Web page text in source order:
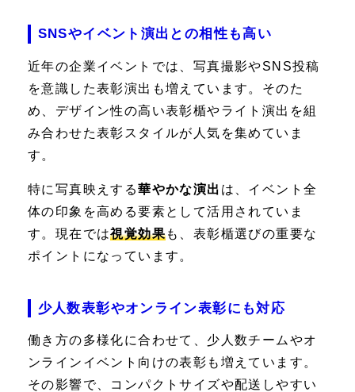
SNSやイベント演出との相性も高い
近年の企業イベントでは、写真撮影やSNS投稿
を意識した表彰演出も増えています。そのた
め、デザイン性の高い表彰楯やライト演出を組
み合わせた表彰スタイルが人気を集めていま
す。
特に写真映えする華やかな演出 は、イベント全
体の印象を高める要素として活用されていま
す。現在では視覚効果も、表彰楯選びの重要な
ポイントになっています。
少人数表彰やオンライン表彰にも対応
働き方の多様化に合わせて、少人数チームやオ
ンラインイベント向けの表彰も増えています。
その影響で、コンパクトサイズや配送しやすい